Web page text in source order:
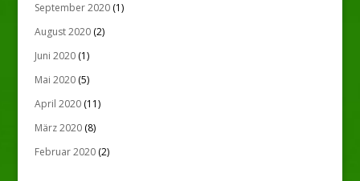
September 2020(1)
August 2020(2)
Juni 2020(1)
Mai 2020(5)
April 2020(11)
März 2020(8)
Februar 2020(2)